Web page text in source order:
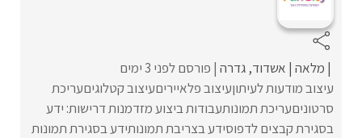
מלאה אשדוד גדרה פורסם לפני 3 ימים
עיצוב מודעות לעיתוןעיצוב פלאייריםעיצוב קטלוגיםעריכת
סרטוניםעריכת תמונותעבודות ביצוע מזדמנות דרישות: ידע
בסגירת קבצים לדפוסידע בצריבת תמונותידע בסגירת תמונות